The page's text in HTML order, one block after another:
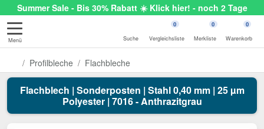
Summer Sale - Bis 30% Rabatt ☀️ Klick hier! - noch 2 Tage
Menü Suche
0
Vergleichsliste
0
Merkliste
0
Warenkorb
Profilbleche Flachbleche
Flachblech | Sonderposten | Stahl 0,40 mm | 25 µm
Polyester | 7016 - Anthrazitgrau